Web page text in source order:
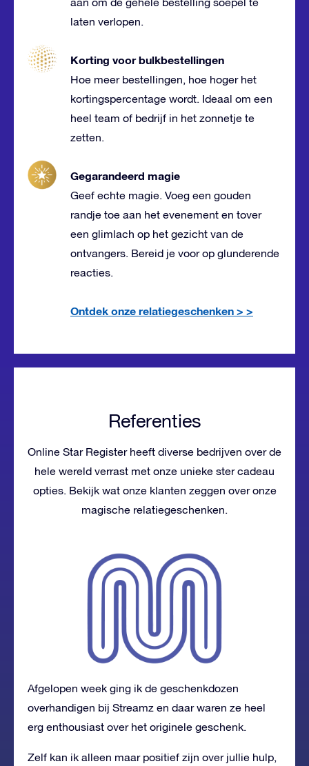
laten verlopen.
Korting voor bulkbestellingen
Hoe meer bestellingen, hoe hoger het
kortingspercentage wordt. Ideaal om een
heel team of bedrijf in het zonnetje te
zetten.
Gegarandeerd magie
Geef echte magie. Voeg een gouden
randje toe aan het evenement en tover
een glimlach op het gezicht van de
ontvangers. Bereid je voor op glunderende
reacties.
Ontdek onze relatiegeschenken > >
Referenties
Online Star Register heeft diverse bedrijven over de
hele wereld verrast met onze unieke ster cadeau
opties. Bekijk wat onze klanten zeggen over onze
magische relatiegeschenken.
Afgelopen week ging ik de geschenkdozen
overhandigen bij Streamz en daar waren ze heel
erg enthousiast over het originele geschenk.
Zelf kan ik alleen maar positief zijn over jullie hulp,